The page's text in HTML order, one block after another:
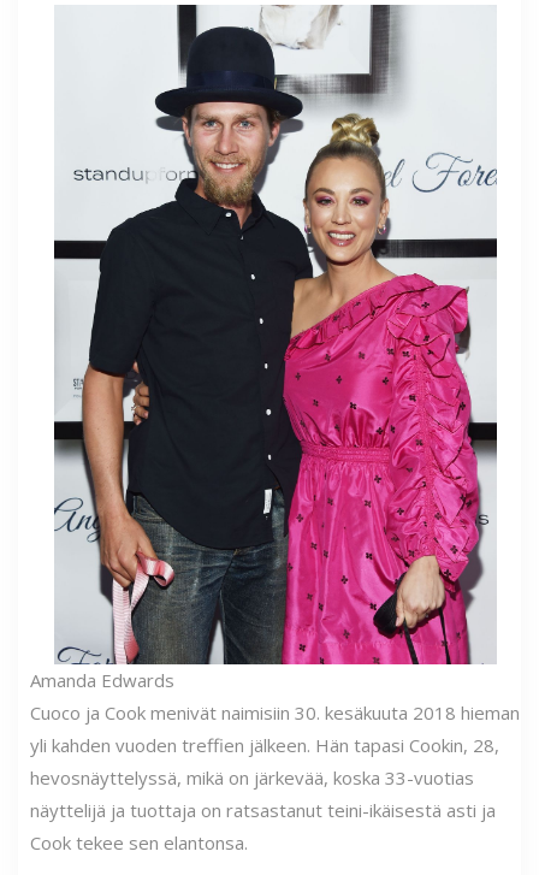
Amanda Edwards
Cuoco ja Cook menivät naimisiin 30. kesäkuuta 2018 hieman
yli kahden vuoden treffien jälkeen. Hän tapasi Cookin, 28,
hevosnäyttelyssä, mikä on järkevää, koska 33-vuotias
näyttelijä ja tuottaja on ratsastanut teini-ikäisestä asti ja
Cook tekee sen elantonsa.